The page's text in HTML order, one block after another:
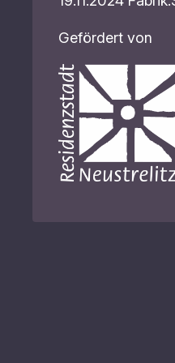
Gefördert von